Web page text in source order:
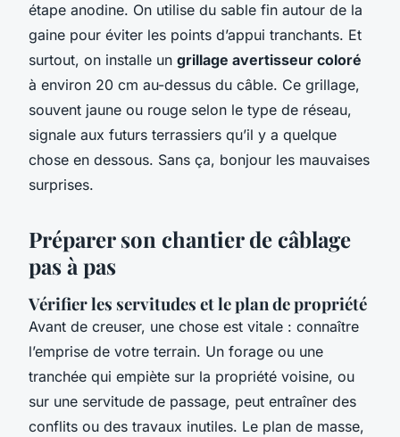
étape anodine. On utilise du sable fin autour de la
gaine pour éviter les points d’appui tranchants. Et
surtout, on installe un grillage avertisseur coloré
à environ 20 cm au-dessus du câble. Ce grillage,
souvent jaune ou rouge selon le type de réseau,
signale aux futurs terrassiers qu’il y a quelque
chose en dessous. Sans ça, bonjour les mauvaises
surprises.
Préparer son chantier de câblage
pas à pas
Vérifier les servitudes et le plan de propriété
Avant de creuser, une chose est vitale : connaître
l’emprise de votre terrain. Un forage ou une
tranchée qui empiète sur la propriété voisine, ou
sur une servitude de passage, peut entraîner des
conflits ou des travaux inutiles. Le plan de masse,